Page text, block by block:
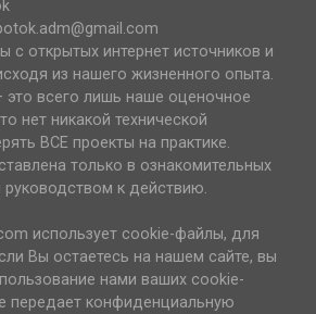
с открытых интернет источников и
из нашего жизненного опыта.
это всего лишь наше оценочное
нет никакой технической
ВСЕ проекты на практике.
только в ознакомительных
руководством к действию.
использует cookie-файлы, для
Вы остаетесь на нашем сайте, вы
нами ваших cookie-
передает конфиденциальную